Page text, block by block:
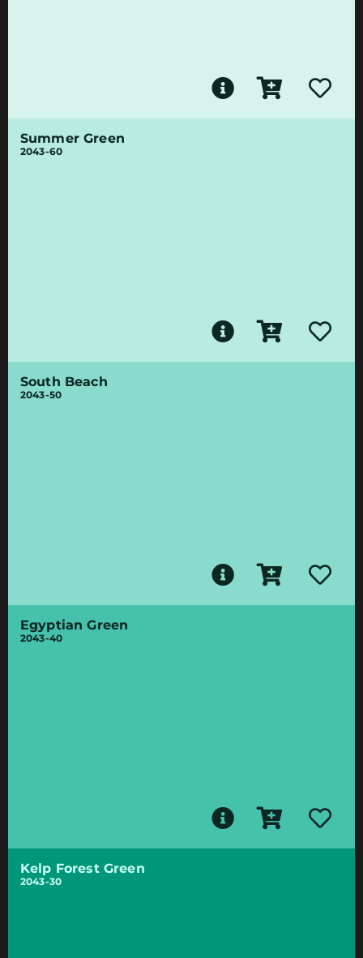
Summer Green
2043-60
South Beach
2043-50
Egyptian Green
2043-40
Kelp Forest Green
2043-30